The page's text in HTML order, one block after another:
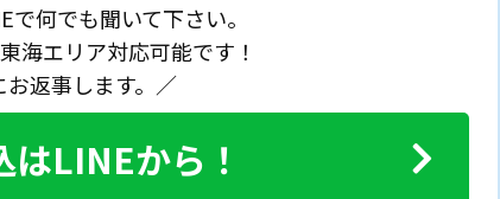
何でも聞いて下さい。
海エリア対応可能です！
返事します。／
LINEから！